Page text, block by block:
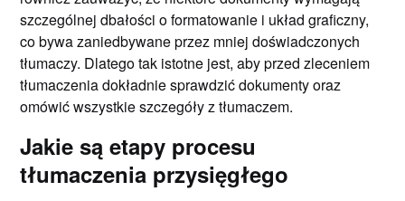
szczególnej dbałości o formatowanie i układ graficzny,
co bywa zaniedbywane przez mniej doświadczonych
tłumaczy. Dlatego tak istotne jest, aby przed zleceniem
tłumaczenia dokładnie sprawdzić dokumenty oraz
omówić wszystkie szczegóły z tłumaczem.
Jakie są etapy procesu
tłumaczenia przysięgłego